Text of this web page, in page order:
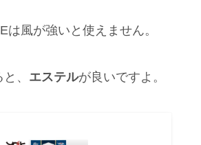
は風が強いと使えません。
、 エステルが良いですよ。